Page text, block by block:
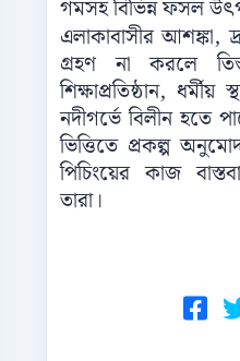
গমসহ বিভিন্ন ফসল
এলাকাবাসীর আশঙ্কা,
গ্রহণ না করলে
শিক্ষাপ্রতিষ্ঠান,
নদীগর্ভে বিলীন হতে
ভিত্তিতে প্রকল্প
পিচিংয়ের কাজ
তারা।